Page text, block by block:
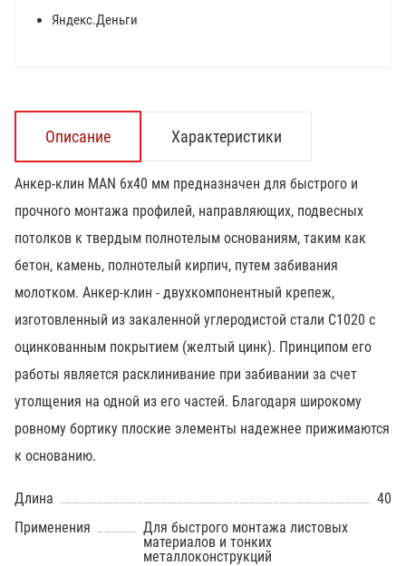
Яндекс.Деньги
Описание Характеристики
Анкер-клин MAN 6х40 мм предназначен для быстрого и
прочного монтажа профилей, направляющих, подвесных
потолков к твердым полнотелым основаниям, таким как
бетон, камень, полнотелый кирпич, путем забивания
молотком. Анкер-клин - двухкомпонентный крепеж,
изготовленный из закаленной углеродистой стали С1020 с
оцинкованным покрытием (желтый цинк). Принципом его
работы является расклинивание при забивании за счет
утолщения на одной из его частей. Благодаря широкому
ровному бортику плоские элементы надежнее прижимаются
к основанию.
Длина
40
Применения
Для быстрого монтажа листовых
материалов и тонких
металлоконструкций